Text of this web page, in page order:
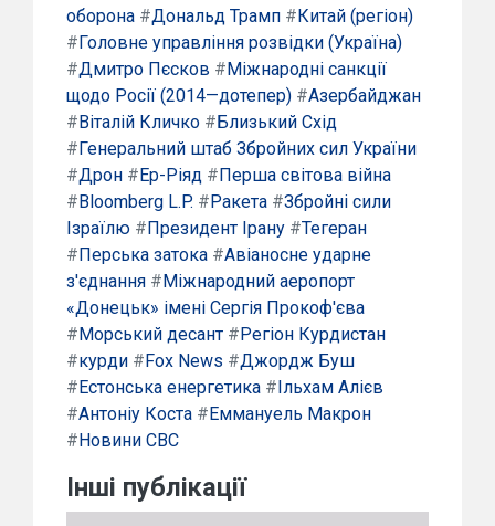
оборона #Дональд Трамп # Китай (регіон)
# Головне управління розвідки (Україна)
#Дмитро Пєсков # Міжнародні санкції
щодо Росії (2014—дотепер) #Азербайджан
# Віталій Кличко # Близький Схід
# Генеральний штаб Збройних сил України
#Дрон # Ер-Ріяд # Перша світова війна
# Bloomberg L.P. # Ракета #Збройні сили
Ізраїлю # Президент Ірану #Тегеран
# Перська затока #Авіаносне ударне
з'єднання # Міжнародний аеропорт
«Донецьк» імені Сергія Прокоф'єва
# Морський десант # Регіон Курдистан
#курди # Fox News #Джордж Буш
# Естонська енергетика # Ільхам Алієв
#Антоніу Коста # Еммануель Макрон
# Новини CBC
Інші публікації